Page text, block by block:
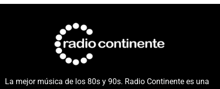
La mejor música de los 80s y 90s. Radio Continente es una